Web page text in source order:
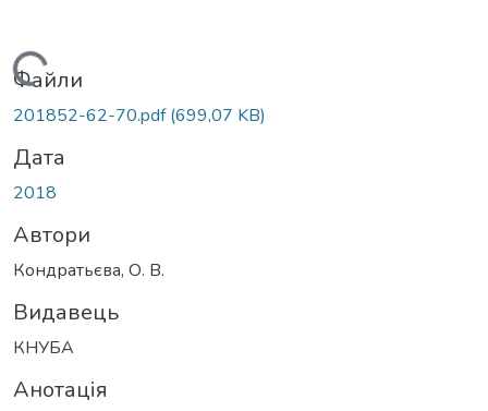
Вантажиться...
Файли
201852-62-70.pdf(699,07 KB)
Дата
2018
Автори
Кондратьєва, О. В.
Видавець
КНУБА
Анотація